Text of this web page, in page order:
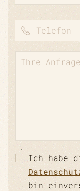
Ich habe
bin